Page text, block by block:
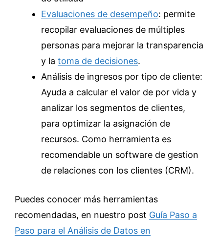
Evaluaciones de desempeño: permite
recopilar evaluaciones de múltiples
personas para mejorar la transparencia
y la toma de decisiones.
Análisis de ingresos por tipo de cliente:
Ayuda a calcular el valor de por vida y
analizar los segmentos de clientes,
para optimizar la asignación de
recursos. Como herramienta es
recomendable un software de gestion
de relaciones con los clientes (CRM).
Puedes conocer más herramientas
recomendadas, en nuestro post Guía Paso a
Paso para el Análisis de Datos en